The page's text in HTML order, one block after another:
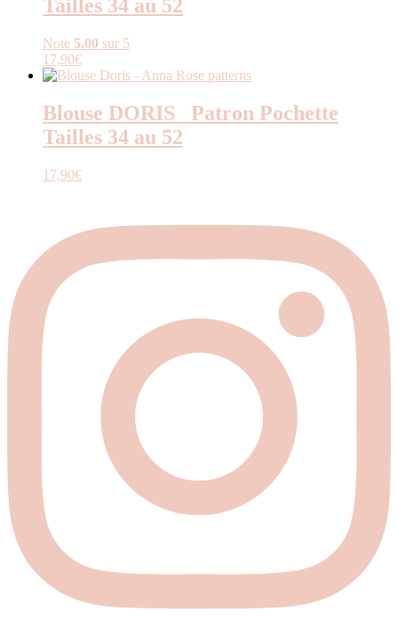
Tailles 34 au 52
Note 5.00 sur 5
17,90€
Blouse DORIS _Patron Pochette
Tailles 34 au 52
17,90€